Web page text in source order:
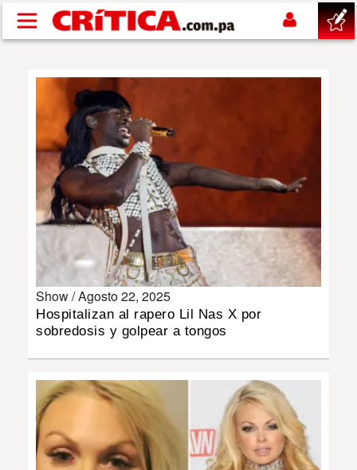
Pasar al contenido principal
SUCESOS
NACIONAL
POLÍTICA
DEPORTES
INSÓLITAS
MULTIMEDIA
Show /Agosto 22, 2025
Hospitalizan al rapero Lil Nas X por
sobredosis y golpear a tongos